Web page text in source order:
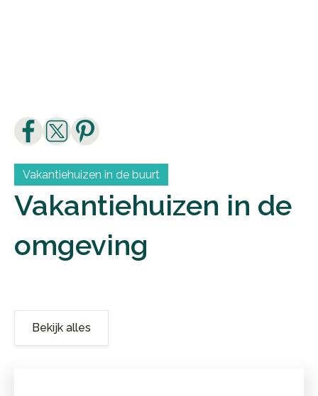
Vakantiehuizen in de buurt
Vakantiehuizen in de
omgeving
Bekijk alles